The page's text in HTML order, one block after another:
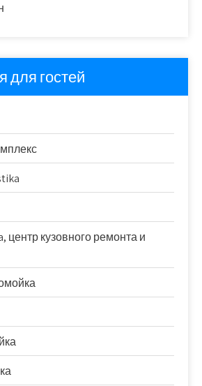
гостей
центр кузовного ремонта и